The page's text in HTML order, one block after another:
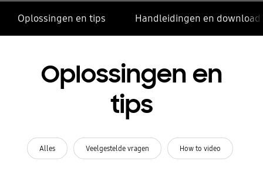
Oplossingen en tips Handleidingen en
Oplossingen en
tips
Alles Veelgestelde vragen How to video